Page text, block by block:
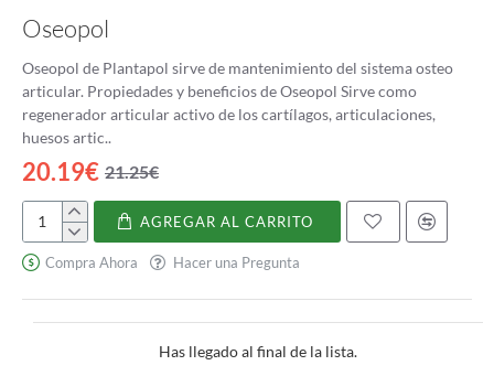
Oseopol
Oseopol de Plantapol sirve de mantenimiento del sistema osteo
articular. Propiedades y beneficios de Oseopol Sirve como
regenerador articular activo de los cartílagos, articulaciones,
huesos artic..
20.19€ 21.25€
Oseopol
AGREGAR AL CARRITO
Compra Ahora Hacer una Pregunta
Has llegado al final de la lista.